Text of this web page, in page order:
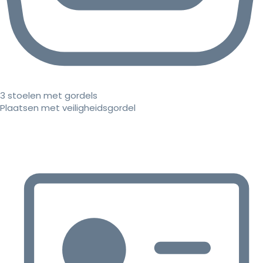
3 stoelen met gordels
Plaatsen met veiligheidsgordel